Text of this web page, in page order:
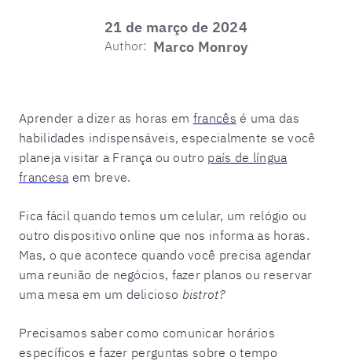
21 de março de 2024
Author: Marco Monroy
Aprender a dizer as horas em francês é uma das
habilidades indispensáveis, especialmente se você
planeja visitar a França ou outro país de língua
francesa em breve.
Fica fácil quando temos um celular, um relógio ou
outro dispositivo online que nos informa as horas.
Mas, o que acontece quando você precisa agendar
uma reunião de negócios, fazer planos ou reservar
uma mesa em um delicioso bistrot?
Precisamos saber como comunicar horários
específicos e fazer perguntas sobre o tempo